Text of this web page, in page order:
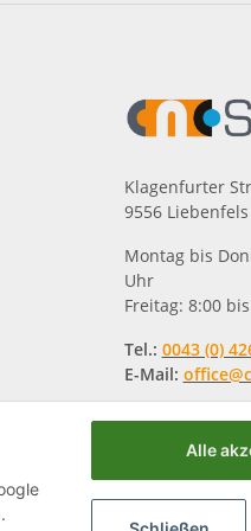
Klagenfurter
9556 Liebenfels
Montag bis
Uhr
Freitag: 8:00
Tel.: 0043 (0)
E-Mail:
Alle